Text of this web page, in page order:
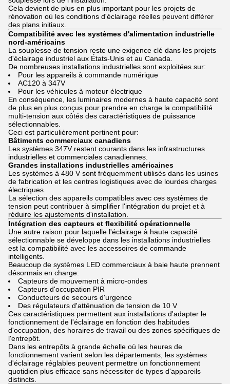
Cela devient de plus en plus important pour les projets de
rénovation où les conditions d'éclairage réelles peuvent différer
des plans initiaux.
Compatibilité avec les systèmes d'alimentation industrielle
nord-américains
La souplesse de tension reste une exigence clé dans les projets
d'éclairage industriel aux États-Unis et au Canada.
De nombreuses installations industrielles sont exploitées sur:
Pour les appareils à commande numérique
AC120 à 347V
Pour les véhicules à moteur électrique
En conséquence, les luminaires modernes à haute capacité sont
de plus en plus conçus pour prendre en charge la compatibilité
multi-tension aux côtés des caractéristiques de puissance
sélectionnables.
Ceci est particulièrement pertinent pour:
Bâtiments commerciaux canadiens
Les systèmes 347V restent courants dans les infrastructures
industrielles et commerciales canadiennes.
Grandes installations industrielles américaines
Les systèmes à 480 V sont fréquemment utilisés dans les usines
de fabrication et les centres logistiques avec de lourdes charges
électriques.
La sélection des appareils compatibles avec ces systèmes de
tension peut contribuer à simplifier l'intégration du projet et à
réduire les ajustements d'installation.
Intégration des capteurs et flexibilité opérationnelle
Une autre raison pour laquelle l'éclairage à haute capacité
sélectionnable se développe dans les installations industrielles
est la compatibilité avec les accessoires de commande
intelligents.
Beaucoup de systèmes LED commerciaux à baie haute prennent
désormais en charge:
Capteurs de mouvement à micro-ondes
Capteurs d'occupation PIR
Conducteurs de secours d'urgence
Des régulateurs d'atténuation de tension de 10 V
Ces caractéristiques permettent aux installations d'adapter le
fonctionnement de l'éclairage en fonction des habitudes
d'occupation, des horaires de travail ou des zones spécifiques de
l'entrepôt.
Dans les entrepôts à grande échelle où les heures de
fonctionnement varient selon les départements, les systèmes
d'éclairage réglables peuvent permettre un fonctionnement
quotidien plus efficace sans nécessiter de types d'appareils
distincts.